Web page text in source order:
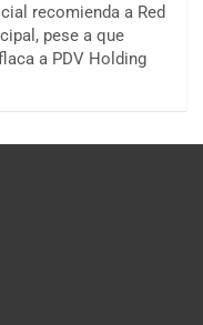
recomienda a Red
pese a que
a PDV Holding